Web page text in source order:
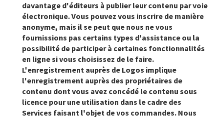
davantage d'éditeurs à publier leur contenu par voie
électronique. Vous pouvez vous inscrire de manière
anonyme, mais il se peut que nous ne vous
fournissions pas certains types d'assistance ou la
possibilité de participer à certaines fonctionnalités
en ligne si vous choisissez de le faire.
L'enregistrement auprès de Logos implique
l'enregistrement auprès des propriétaires de
contenu dont vous avez concédé le contenu sous
licence pour une utilisation dans le cadre des
Services faisant l'objet de vos commandes. Nous